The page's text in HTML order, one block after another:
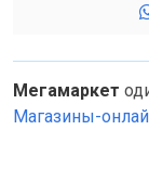
Мегамаркет
Магазины-